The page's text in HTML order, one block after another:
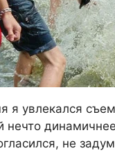
я увлекался
нечто
не